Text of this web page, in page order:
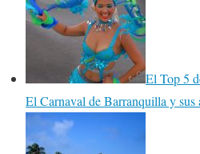
El Top 5
El Carnaval de Barranquilla y sus